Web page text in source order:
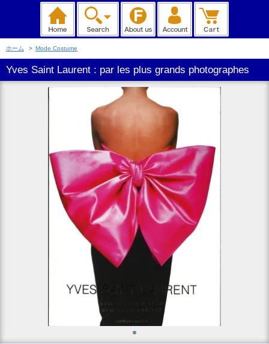
ホーム > Mode Costume
Yves Saint Laurent : par les plus grands photographes